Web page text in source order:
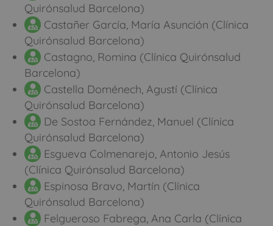
Quirónsalud Barcelona)
Castañer García, María Asunción (Clínica
Quirónsalud Barcelona)
Castagno, Romina (Clínica Quirónsalud
Barcelona)
Castella Doménech, Agustí (Clínica
Quirónsalud Barcelona)
De Sostoa Fernández, Manuel (Clínica
Quirónsalud Barcelona)
Esgueva Colmenarejo, Antonio Jesús
(Clínica Quirónsalud Barcelona)
Espinosa Bravo, Martín (Clínica
Quirónsalud Barcelona)
Felgueroso Fabrega, Ana Carla (Clínica